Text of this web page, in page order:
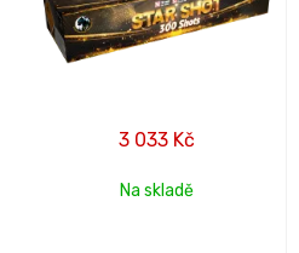
3 033 Kč
Na skladě